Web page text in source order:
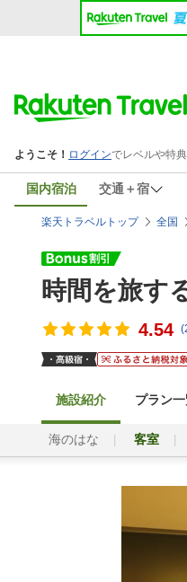
国内宿泊 交通＋宿
楽天トラベルトップ 全国
時間を旅
4.54 (
施設紹介 プラン
海のはな 客室